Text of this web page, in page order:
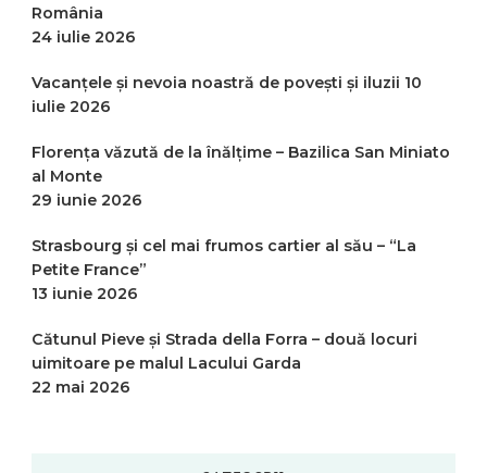
România
24 iulie 2026
Vacanțele și nevoia noastră de povești și iluzii 10
iulie 2026
Florența văzută de la înălțime – Bazilica San Miniato
al Monte
29 iunie 2026
Strasbourg și cel mai frumos cartier al său – “La
Petite France”
13 iunie 2026
Cătunul Pieve și Strada della Forra – două locuri
uimitoare pe malul Lacului Garda
22 mai 2026